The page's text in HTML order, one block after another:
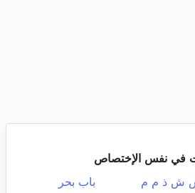
في نفس الإختصاص
ش ذ م م
باب بحر